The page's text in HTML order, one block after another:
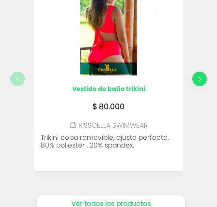
vestido de baño trikini
$ 80.000
RISSOELLA SWIMWEAR
Trikini copa removible, ajuste perfecto,
80% poliester , 20% spandex.
Ver todos los productos